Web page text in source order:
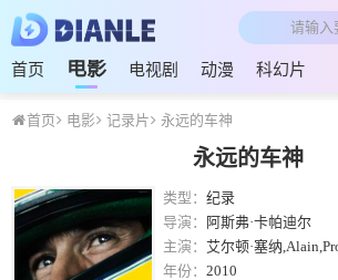
首页 电影 电视剧 动漫 科幻片
首页 电影 记录片 永远的车神
永远的车神
类型： 纪录
导演：
阿斯弗·卡帕迪尔
主演： 艾尔顿·塞纳
年份： 2010